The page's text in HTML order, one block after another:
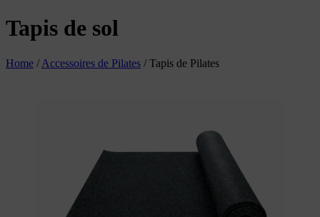
Tapis de sol
Home / Accessoires de Pilates / Tapis de Pilates